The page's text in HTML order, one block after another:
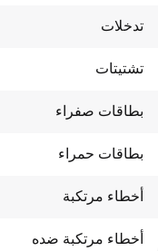
تدخلات
تشتيتات
بطاقات صفراء
بطاقات حمراء
أخطاء مرتكبة
أخطاء مرتكبة ضده